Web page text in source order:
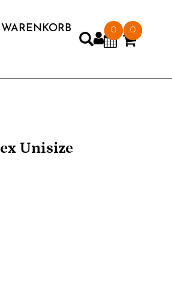
WARENKORB
0 0
Unisize